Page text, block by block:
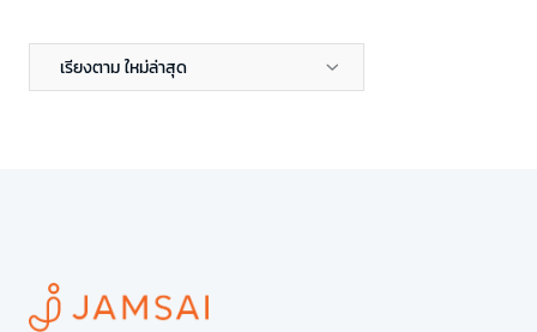
เรียงตาม ใหม่ล่าสุด